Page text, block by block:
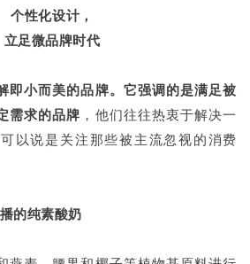
个性化设计，
立足微品牌时代
即小而美的品牌。它强调的是满足被
需求的品牌 ，他们往往热衷于解决一
以说是关注那些被主流忽视的消费
的纯素酸奶